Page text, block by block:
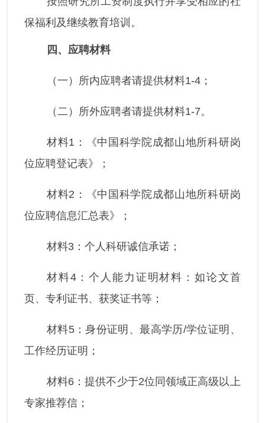
保福利及继续教育培训。
四、应聘材料
（一）所内应聘者请提供材料1-4；
（二）所外应聘者请提供材料1-7。
材料1：《中国科学院成都山地所科研岗
位应聘登记表》；
材料2：《中国科学院成都山地所科研岗
位应聘信息汇总表》；
材料3：个人科研诚信承诺；
材料4：个人能力证明材料：如论文首
页、专利证书、获奖证书等；
材料5：身份证明、最高学历/学位证明、
工作经历证明；
材料6：提供不少于2位同领域正高级以上
专家推荐信；